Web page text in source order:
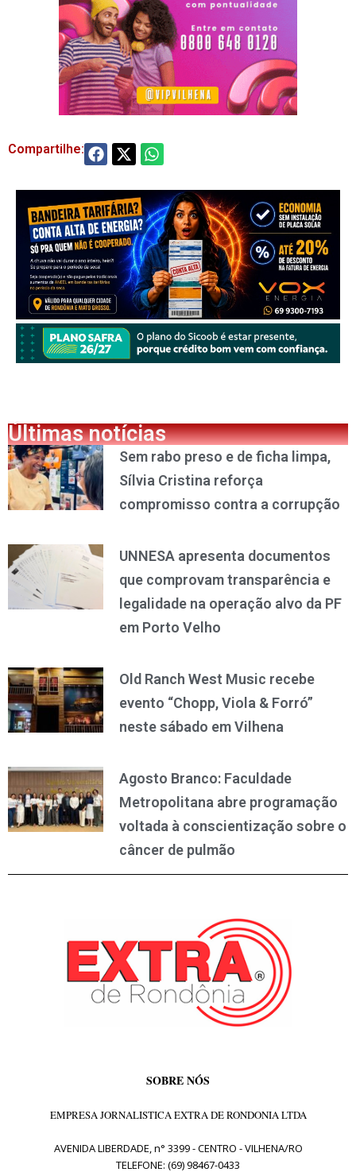
Compartilhe:
Últimas notícias
Sem rabo preso e de ficha limpa,
Sílvia Cristina reforça
compromisso contra a corrupção
UNNESA apresenta documentos
que comprovam transparência e
legalidade na operação alvo da PF
em Porto Velho
Old Ranch West Music recebe
evento “Chopp, Viola & Forró”
neste sábado em Vilhena
Agosto Branco: Faculdade
Metropolitana abre programação
voltada à conscientização sobre o
câncer de pulmão
SOBRE NÓS
EMPRESA JORNALISTICA EXTRA DE RONDONIA LTDA
AVENIDA LIBERDADE, n° 3399 - CENTRO - VILHENA/RO
TELEFONE: (69) 98467-0433